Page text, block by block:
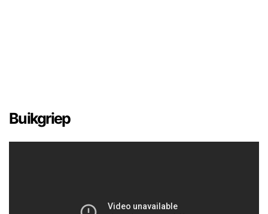
Buikgriep